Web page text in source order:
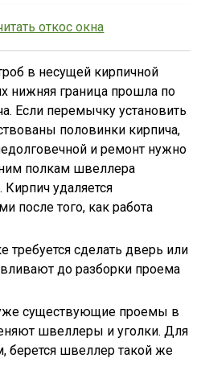
откос окна
в несущей кирпичной
нижняя граница прошла по
Если перемычку установить
половинки кирпича,
и ремонт нужно
полкам швеллера
Кирпич удаляется
после того, как работа
требуется сделать дверь или
до разборки проема
уже существующие проемы в
швеллеры и уголки. Для
берется швеллер такой же